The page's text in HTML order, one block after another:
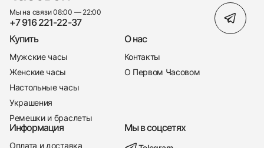
Мы на связи 08:00 — 22:00
+7 916 221-22-37
Купить
Мужские часы
Женские часы
Настольные часы
Украшения
Ремешки и браслеты
О нас
Контакты
О Первом Часовом
Информация
Оплата и доставка
Мы в соцсетях